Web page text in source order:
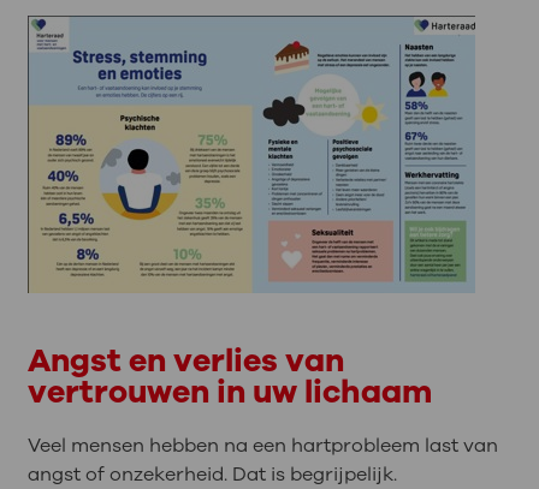
Angst en verlies van
vertrouwen in uw lichaam
Veel mensen hebben na een hartprobleem last van
angst of onzekerheid. Dat is begrijpelijk.